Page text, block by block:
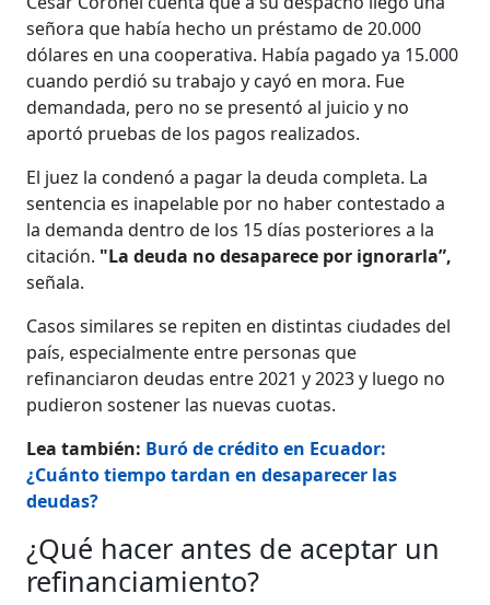
señora que había hecho un préstamo de 20.000
dólares en una cooperativa. Había pagado ya 15.000
cuando perdió su trabajo y cayó en mora. Fue
demandada, pero no se presentó al juicio y no
aportó pruebas de los pagos realizados.
El juez la condenó a pagar la deuda completa. La
sentencia es inapelable por no haber contestado a
la demanda dentro de los 15 días posteriores a la
citación. "La deuda no desaparece por ignorarla”,
señala.
Casos similares se repiten en distintas ciudades del
país, especialmente entre personas que
refinanciaron deudas entre 2021 y 2023 y luego no
pudieron sostener las nuevas cuotas.
Lea también: Buró de crédito en Ecuador:
¿Cuánto tiempo tardan en desaparecer las
deudas?
¿Qué hacer antes de aceptar un
refinanciamiento?